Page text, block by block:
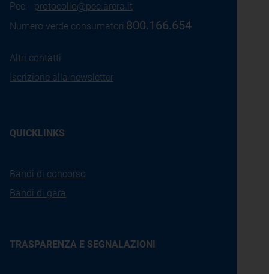
Pec: protocollo@pec.arera.it
Numero verde consumatori:800.166.654
Altri contatti
Iscrizione alla newsletter
QUICKLINKS
Bandi di concorso
Bandi di gara
TRASPARENZA E SEGNALAZIONI